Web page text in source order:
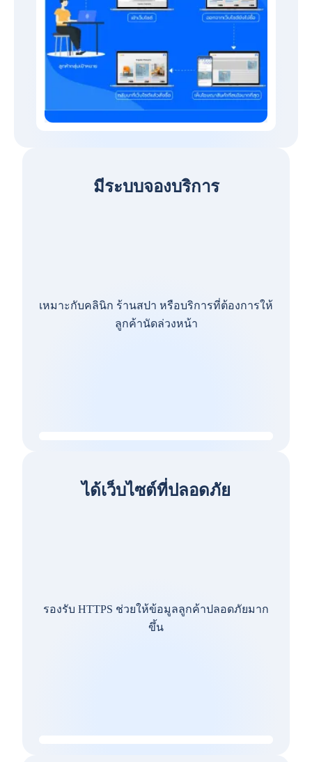
มีระบบจองบริการ
เหมาะกับคลินิก ร้านสปา หรือบริการที่ต้องการให้
ลูกค้านัดล่วงหน้า
ได้เว็บไซต์ที่ปลอดภัย
รองรับ HTTPS ช่วยให้ข้อมูลลูกค้าปลอดภัยมาก
ขึ้น